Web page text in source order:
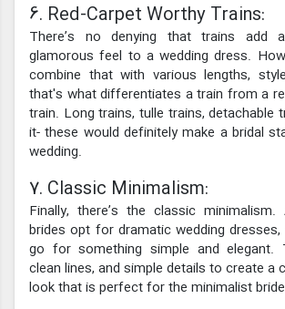
6. Red-Carpet Worthy Trains:
There’s no denying that trains add
glamorous feel to a wedding dress.
combine that with various lengths,
that's what differentiates a train from a
train. Long trains, tulle trains, detachable
it- these would definitely make a bridal
wedding.
7. Classic Minimalism:
Finally, there’s the classic minimalism.
brides opt for dramatic wedding
go for something simple and elegant.
clean lines, and simple details to create a
look that is perfect for the minimalist